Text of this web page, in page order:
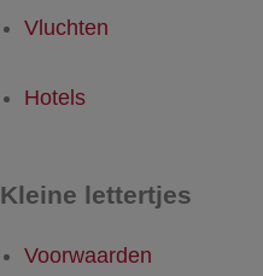
Vluchten
Hotels
Kleine lettertjes
Voorwaarden